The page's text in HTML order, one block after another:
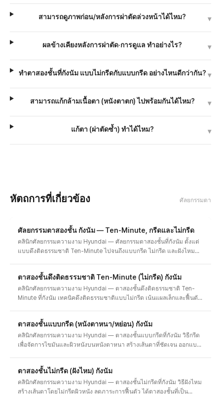
สามารถดูภาพก่อน/หลังการผ่าตัดล่วงหน้าได้ไหม? ▾
ผลข้างเคียงหลังการผ่าตัด·การดูแล ทำอย่างไร? ▾
ทำตาสองชั้นที่กังนัม แบบไม่กรีดกับแบบกรีด อย่างไหนดีกว่ากัน? ▾
สามารถแก้กล้ามเนื้อตา (หนังตาตก) ไปพร้อมกันได้ไหม? ▾
แก้ตา (ผ่าตัดซ้ำ) ทำได้ไหม? ▾
หัตถการที่เกี่ยวข้อง ศัลยกรรมตา
ศัลยกรรมตาสองชั้น กังนัม — Ten-Minute, กรีดและไม่กรีด
คลินิกศัลยกรรมความงาม Hyundai — ศัลยกรรมตาสองชั้นที่กังนัม ตั้งแต่
แบบดึงติดธรรมชาติ Ten-Minute ไปจนถึงแบบกรีด ไม่กรีด และฝังไหม
ตาสองชั้นดึงติดธรรมชาติ Ten-Minute (ไม่กรีด) กังนัม
คลินิกศัลยกรรมความงาม Hyundai — ตาสองชั้นดึงติดธรรมชาติ Ten-
Minute ที่กังนัม เทคนิคดึงติดธรรมชาติแบบไม่กรีด เน้นแผลเล็กและฟื้นตัว
ตาสองชั้นแบบกรีด (หนังตาหนา/หย่อน) กังนัม
คลินิกศัลยกรรมความงาม Hyundai — ตาสองชั้นแบบกรีดที่กังนัม วิธีกรีด
เพื่อจัดการไขมันและผิวหนังบนหนังตาหนา สร้างเส้นตาที่ชัดเจน ออกแบบ
ตาสองชั้นไม่กรีด (ฝังไหม) กังนัม
คลินิกศัลยกรรมความงาม Hyundai — ตาสองชั้นไม่กรีดที่กังนัม วิธีฝังไหม
สร้างเส้นตาโดยไม่กรีดผิวหนัง ลดภาระการฟื้นตัว ได้ตาสองชั้นที่เป็น